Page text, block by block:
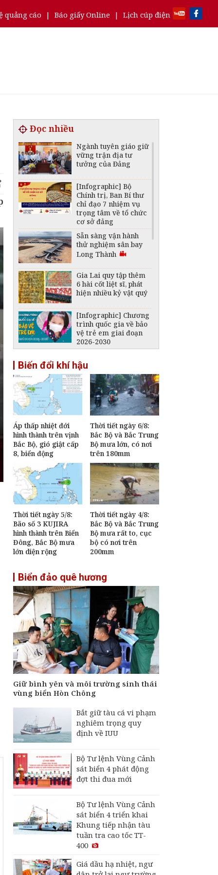
quảng cáo | Báo giấy Online | Lịch cúp điện
Đọc nhiều
Ngành tuyên giáo giữ
vững trận địa tư
tưởng của Đảng
[Infographic] Bộ
Chính trị, Ban Bí thư
chỉ đạo 7 nhiệm vụ
trọng tâm về tổ chức
cơ sở đảng
Sẵn sàng vận hành
thử nghiệm sân bay
Long Thành
Gia Lai quy tập thêm
6 hài cốt liệt sĩ, phát
hiện nhiều kỷ vật quý
[Infographic] Chương
trình quốc gia về bảo
vệ trẻ em giai đoạn
2026-2030
đặc thù bảo đảm tiến
độ các dự án phục vụ
APEC 2027
An Giang dự hội nghị
ngoại giao, thúc đẩy
tư duy "kiến tạo" phục
vụ phát triển
[Infographic] Quy
định mới về tuyển
dụng, sử dụng và
quản lý công chức
Phiên họp Chính phủ
thường kỳ tháng 7:
Xuất nhập khẩu ước
đạt 659,6 tỷ USD, tăng
28,1%
Chủ tịch Tôn Đức
Thắng - Nhà lãnh đạo
mẫu mực của cách
mạng Việt Nam
Biến đổi khí hậu
Áp thấp nhiệt đới
hình thành trên vịnh
Bắc Bộ, gió giật cấp
8, biển động
Thời tiết ngày 6/8:
Bắc Bộ và Bắc Trung
Bộ mưa lớn, có nơi
trên 180mm
Thời tiết ngày 5/8:
Bão số 3 KUJIRA
hình thành trên Biển
Đông, Bắc Bộ mưa
lớn diện rộng
Thời tiết ngày 4/8:
Bắc Bộ và Bắc Trung
Bộ mưa rất to, cục
bộ có nơi trên
200mm
Biển đảo quê hương
Giữ bình yên và môi trường sinh thái
vùng biển Hòn Chông
Bắt giữ tàu cá vi phạm
nghiêm trọng quy
định về IUU
Bộ Tư lệnh Vùng Cảnh
sát biển 4 phát động
đợt thi đua mới
Bộ Tư lệnh Vùng Cảnh
sát biển 4 triển khai
Khung tiếp nhận tàu
tuần tra cao tốc TT-
400
Giá dầu hạ nhiệt, ngư